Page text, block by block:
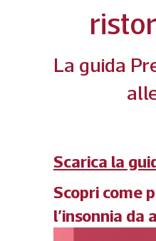
La guida
Scarica la
Scopri come
l’insonnia da